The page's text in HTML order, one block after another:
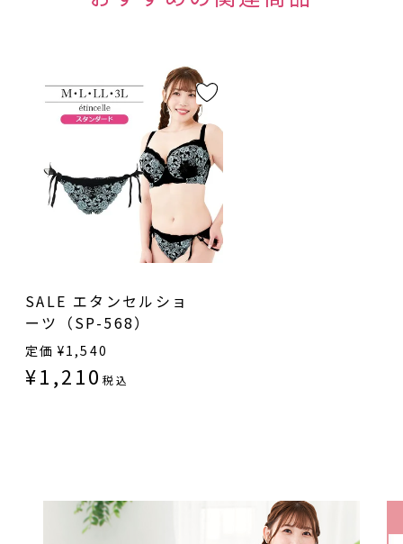
SALE エタンセルショ
ーツ（SP-568）
定価 ¥1,540
¥1,210 税込